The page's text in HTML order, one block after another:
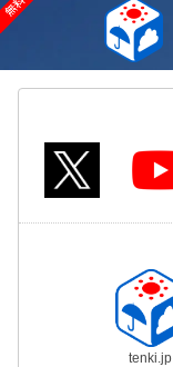
tenki.jp